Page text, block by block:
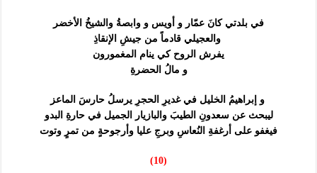
في بلدتي كانَ عمّار و أويس و وابصةُ والشيخُ الأخضر
والعجيلي قادماً من جيشِ الإنقاذِ
يفرش الروح كي ينام المغمورون
و مالُ الحضرةِ
و إبراهيمُ الخليل في غديرِ الحجرِ يرسلُ حارسَ الماعز
ليبحث عن سعدونِ الطيبَ والبازيار الجميل في حارةِ البدو
فيغفو على أرغفةِ النُعاسِ وبرجِ عليا وأرجوحةٍ من تمرٍ وتوت
(10)